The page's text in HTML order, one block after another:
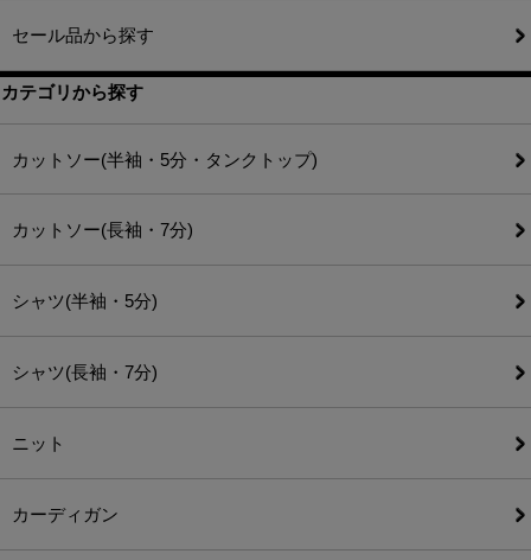
セール品から探す
カテゴリから探す
カットソー(半袖・5分・タンクトップ)
カットソー(長袖・7分)
シャツ(半袖・5分)
シャツ(長袖・7分)
ニット
カーディガン